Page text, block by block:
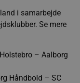
i samarbejde
Se mere
– Aalborg
Håndbold – SC